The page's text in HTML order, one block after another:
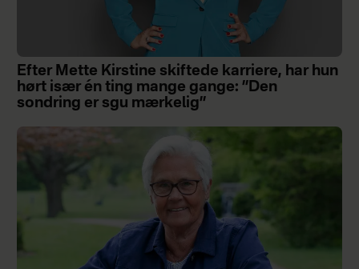
Efter Mette Kirstine skiftede karriere, har hun
hørt især én ting mange gange: ”Den
sondring er sgu mærkelig”